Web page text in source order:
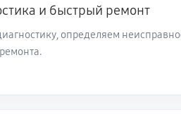
и быстрый ремонт
определяем